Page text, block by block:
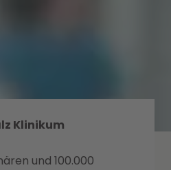
Klinikum
und 100.000